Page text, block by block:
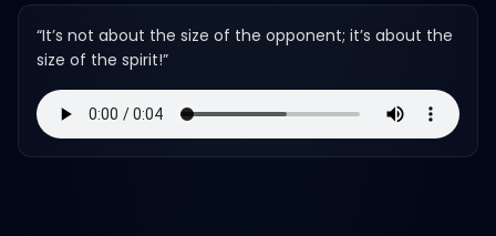
“It’s not about the size of the opponent; it’s about the
size of the spirit!”